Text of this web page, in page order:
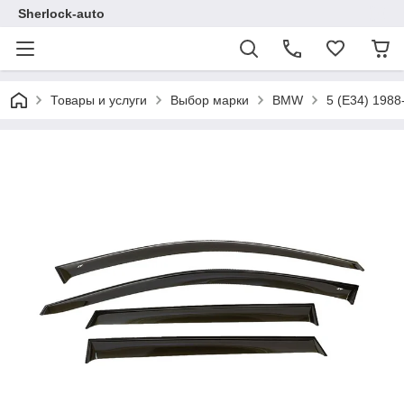
Sherlock-auto
Товары и услуги Выбор марки BMW 5 (E34)